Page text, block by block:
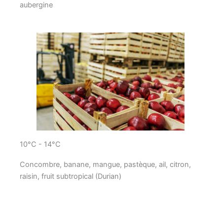
aubergine
10°C - 14°C
Concombre, banane, mangue, pastèque, ail, citron,
raisin, fruit subtropical (Durian)